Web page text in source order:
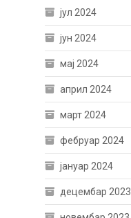
јул 2024
јун 2024
мај 2024
април 2024
март 2024
фебруар 2024
јануар 2024
децембар 2023